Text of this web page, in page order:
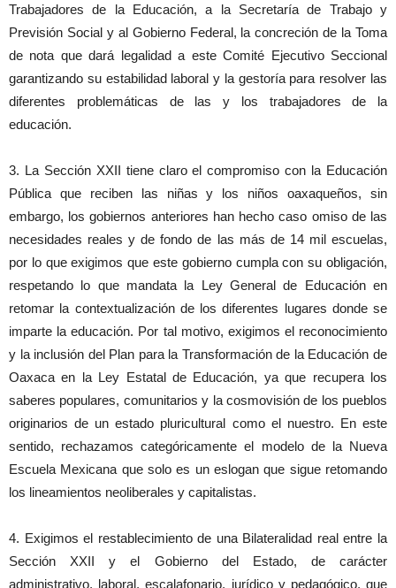
Trabajadores de la Educación, a la Secretaría de Trabajo y
Previsión Social y al Gobierno Federal, la concreción de la Toma
de nota que dará legalidad a este Comité Ejecutivo Seccional
garantizando su estabilidad laboral y la gestoría para resolver las
diferentes problemáticas de las y los trabajadores de la
educación.
3. La Sección XXII tiene claro el compromiso con la Educación
Pública que reciben las niñas y los niños oaxaqueños, sin
embargo, los gobiernos anteriores han hecho caso omiso de las
necesidades reales y de fondo de las más de 14 mil escuelas,
por lo que exigimos que este gobierno cumpla con su obligación,
respetando lo que mandata la Ley General de Educación en
retomar la contextualización de los diferentes lugares donde se
imparte la educación. Por tal motivo, exigimos el reconocimiento
y la inclusión del Plan para la Transformación de la Educación de
Oaxaca en la Ley Estatal de Educación, ya que recupera los
saberes populares, comunitarios y la cosmovisión de los pueblos
originarios de un estado pluricultural como el nuestro. En este
sentido, rechazamos categóricamente el modelo de la Nueva
Escuela Mexicana que solo es un eslogan que sigue retomando
los lineamientos neoliberales y capitalistas.
4. Exigimos el restablecimiento de una Bilateralidad real entre la
Sección XXII y el Gobierno del Estado, de carácter
administrativo, laboral, escalafonario, jurídico y pedagógico, que